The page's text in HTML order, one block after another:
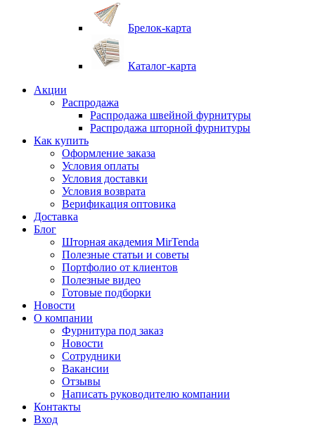
Брелок-карта
Каталог-карта
Акции
Распродажа
Распродажа швейной фурнитуры
Распродажа шторной фурнитуры
Как купить
Оформление заказа
Условия оплаты
Условия доставки
Условия возврата
Верификация оптовика
Доставка
Блог
Шторная академия MirTenda
Полезные статьи и советы
Портфолио от клиентов
Полезные видео
Готовые подборки
Новости
О компании
Фурнитура под заказ
Новости
Сотрудники
Вакансии
Отзывы
Написать руководителю компании
Контакты
Вход